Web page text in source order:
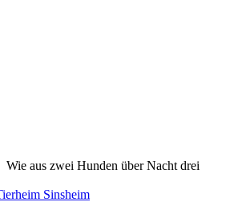
Wie aus zwei Hunden über Nacht drei